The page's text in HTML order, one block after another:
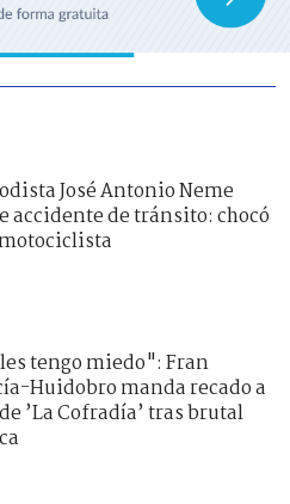
José Antonio Neme
accidente de tránsito: chocó
tengo miedo": Fran
Huidobro manda recado a
’La Cofradía’ tras brutal